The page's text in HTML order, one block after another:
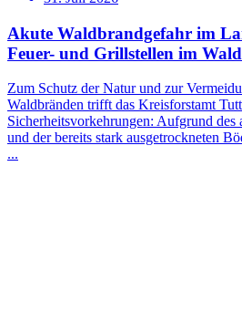
Akute Waldbrandgefahr im
Feuer- und Grillstellen im
Zum Schutz der Natur und zur
Waldbränden trifft das Kreisforstamt
Sicherheitsvorkehrungen: Aufgrund des
und der bereits stark ausgetrockneten
...